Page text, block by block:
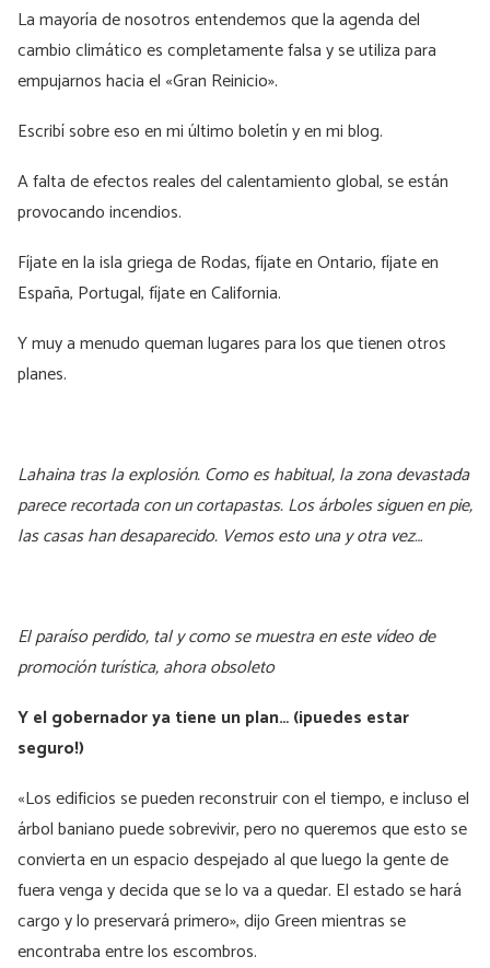
La mayoría de nosotros entendemos que la agenda del
cambio climático es completamente falsa y se utiliza para
empujarnos hacia el «Gran Reinicio».
Escribí sobre eso en mi último boletín y en mi blog.
A falta de efectos reales del calentamiento global, se están
provocando incendios.
Fíjate en la isla griega de Rodas, fíjate en Ontario, fíjate en
España, Portugal, fíjate en California.
Y muy a menudo queman lugares para los que tienen otros
planes.
Lahaina tras la explosión. Como es habitual, la zona devastada
parece recortada con un cortapastas. Los árboles siguen en pie,
las casas han desaparecido. Vemos esto una y otra vez…
El paraíso perdido, tal y como se muestra en este vídeo de
promoción turística, ahora obsoleto
Y el gobernador ya tiene un plan… (¡puedes estar
seguro!)
«Los edificios se pueden reconstruir con el tiempo, e incluso el
árbol baniano puede sobrevivir, pero no queremos que esto se
convierta en un espacio despejado al que luego la gente de
fuera venga y decida que se lo va a quedar. El estado se hará
cargo y lo preservará primero», dijo Green mientras se
encontraba entre los escombros.